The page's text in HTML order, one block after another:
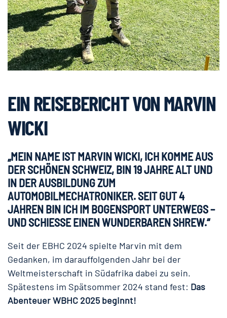
EIN REISEBERICHT VON MARVIN
WICKI
„MEIN NAME IST MARVIN WICKI, ICH KOMME AUS
DER SCHÖNEN SCHWEIZ, BIN 19 JAHRE ALT UND
IN DER AUSBILDUNG ZUM
AUTOMOBILMECHATRONIKER. SEIT GUT 4
JAHREN BIN ICH IM BOGENSPORT UNTERWEGS –
UND SCHIESSE EINEN WUNDERBAREN SHREW.“
Seit der EBHC 2024 spielte Marvin mit dem
Gedanken, im darauffolgenden Jahr bei der
Weltmeisterschaft in Südafrika dabei zu sein.
Spätestens im Spätsommer 2024 stand fest: Das
Abenteuer WBHC 2025 beginnt!